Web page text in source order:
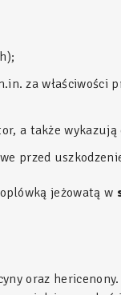
za
a także
przed
jeżowatą w
oraz